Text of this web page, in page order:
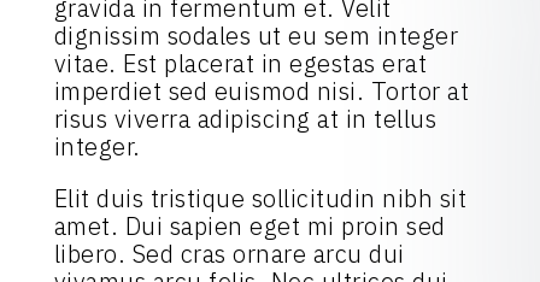
gravida in fermentum et. Velit
dignissim sodales ut eu sem integer
vitae. Est placerat in egestas erat
imperdiet sed euismod nisi. Tortor at
risus viverra adipiscing at in tellus
integer.
Elit duis tristique sollicitudin nibh sit
amet. Dui sapien eget mi proin sed
libero. Sed cras ornare arcu dui